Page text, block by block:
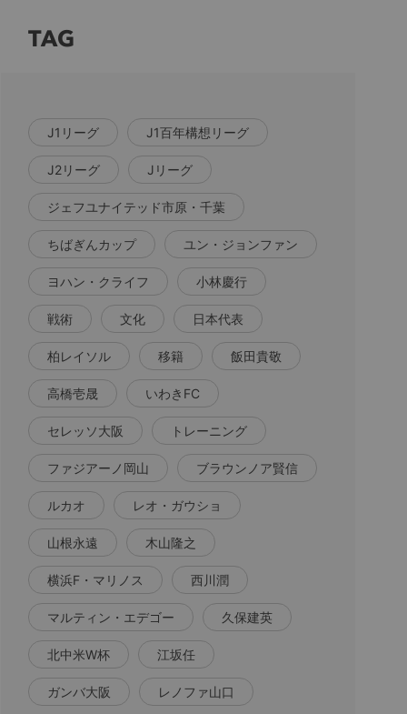
TAG
J1リーグ J1百年構想リーグ
J2リーグ Jリーグ
ジェフユナイテッド市原・千葉
ちばぎんカップ ユン・ジョンファン
ヨハン・クライフ 小林慶行
戦術 文化 日本代表
柏レイソル 移籍 飯田貴敬
高橋壱晟 いわきFC
セレッソ大阪 トレーニング
ファジアーノ岡山 ブラウンノア賢信
ルカオ レオ・ガウショ
山根永遠 木山隆之
横浜F・マリノス 西川潤
マルティン・エデゴー 久保建英
北中米W杯 江坂任
ガンバ大阪 レノファ山口